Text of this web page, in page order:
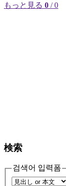
もっと見る 0 / 0
検索
검색어 입력폼